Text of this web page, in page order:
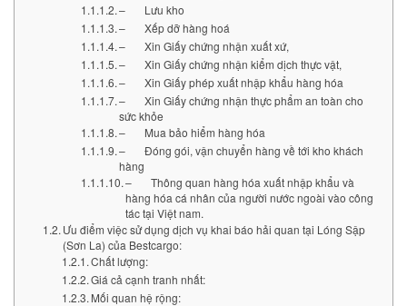
– Lưu kho
– Xếp dỡ hàng hoá
– Xin Giấy chứng nhận xuất xứ,
– Xin Giấy chứng nhận kiểm dịch thực vật,
– Xin Giấy phép xuất nhập khẩu hàng hóa
– Xin Giấy chứng nhận thực phẩm an toàn cho
sức khỏe
– Mua bảo hiểm hàng hóa
– Đóng gói, vận chuyển hàng về tới kho khách
hàng
– Thông quan hàng hóa xuất nhập khẩu và
hàng hóa cá nhân của người nước ngoài vào công
tác tại Việt nam.
Ưu điểm việc sử dụng dịch vụ khai báo hải quan tại Lóng Sập
(Sơn La) của Bestcargo:
Chất lượng:
Giá cả cạnh tranh nhất:
Mối quan hệ rộng: